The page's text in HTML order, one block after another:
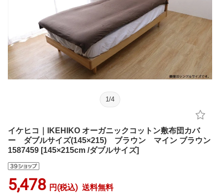
1 /4
イケヒコ｜IKEHIKO オーガニックコットン敷布団カバ
ー ダブルサイズ(145×215) ブラウン マイン ブラウン
1587459 [145×215cm /ダブルサイズ]
5,478 円(税込) 送料無料